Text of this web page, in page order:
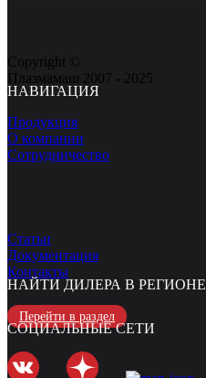
Copyright ©
Плазмамаш 2007 - 2025
НАВИГАЦИЯ
Продукция
О компании
Сотрудничество
Статьи
Документация
Контакты
НАЙТИ ДИЛЕРА В РЕГИОНЕ
Перейти в раздел
СОЦИАЛЬНЫЕ СЕТИ